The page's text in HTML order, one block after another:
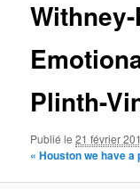
Plinth-
Publié le21 février
« Houston we have